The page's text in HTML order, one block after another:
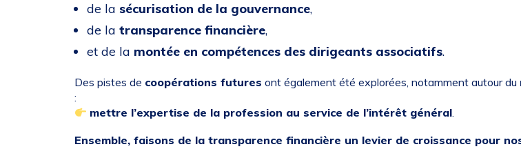
de la sécurisation de la gouvernance,
de la transparence financière,
et de la montée en compétences des dirigeants associatifs.
Des pistes de coopérations futures ont également été explorées, notamment autour du
:
mettre l’expertise de la profession au service de l’intérêt général.
Ensemble, faisons de la transparence financière un levier de croissance pour